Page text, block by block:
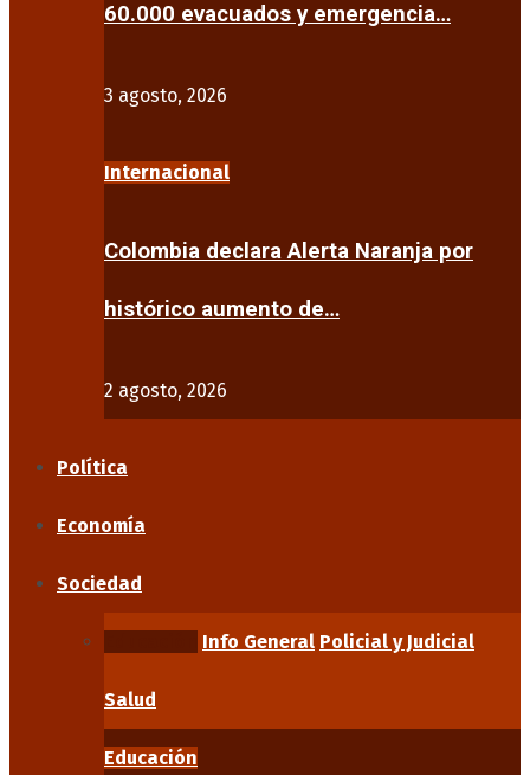
60.000 evacuados y emergencia…
3 agosto, 2026
Internacional
Colombia declara Alerta Naranja por
histórico aumento de…
2 agosto, 2026
Política
Economía
Sociedad
Info General Policial y Judicial
Salud
Educación